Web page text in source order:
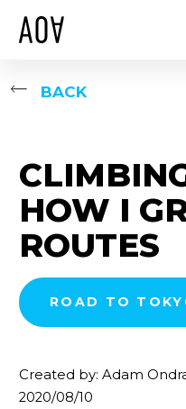
BACK
HOW I
ROUTES
ROAD TO
Created by: Adam
2020/08/10